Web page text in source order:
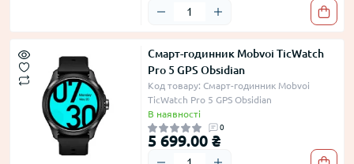
Смарт-годинник Mobvoi TicWatch
Pro 5 GPS Obsidian
Код товару: Смарт-годинник Mobvoi
TicWatch Pro 5 GPS Obsidian
В наявності
0
5 699.00 ₴